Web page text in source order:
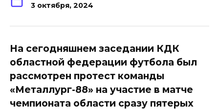
3 октября, 2024
На сегодняшнем заседании КДК
областной федерации футбола был
рассмотрен протест команды
«Металлург-88» на участие в матче
чемпионата области сразу пятерых